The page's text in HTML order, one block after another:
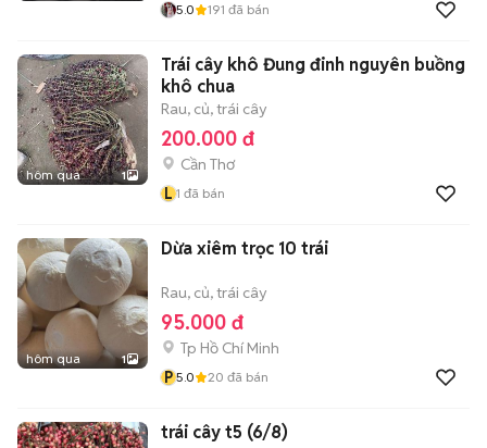
5.0 191 đã bán
hôm qua 1
Trái cây khô Đung đinh nguyên buồng
khô chua
Rau, củ, trái cây
200.000 đ
Cần Thơ
L 1 đã bán
hôm qua 1
Dừa xiêm trọc 10 trái
Rau, củ, trái cây
95.000 đ
Tp Hồ Chí Minh
P 5.0 20 đã bán
trái cây t5 (6/8)